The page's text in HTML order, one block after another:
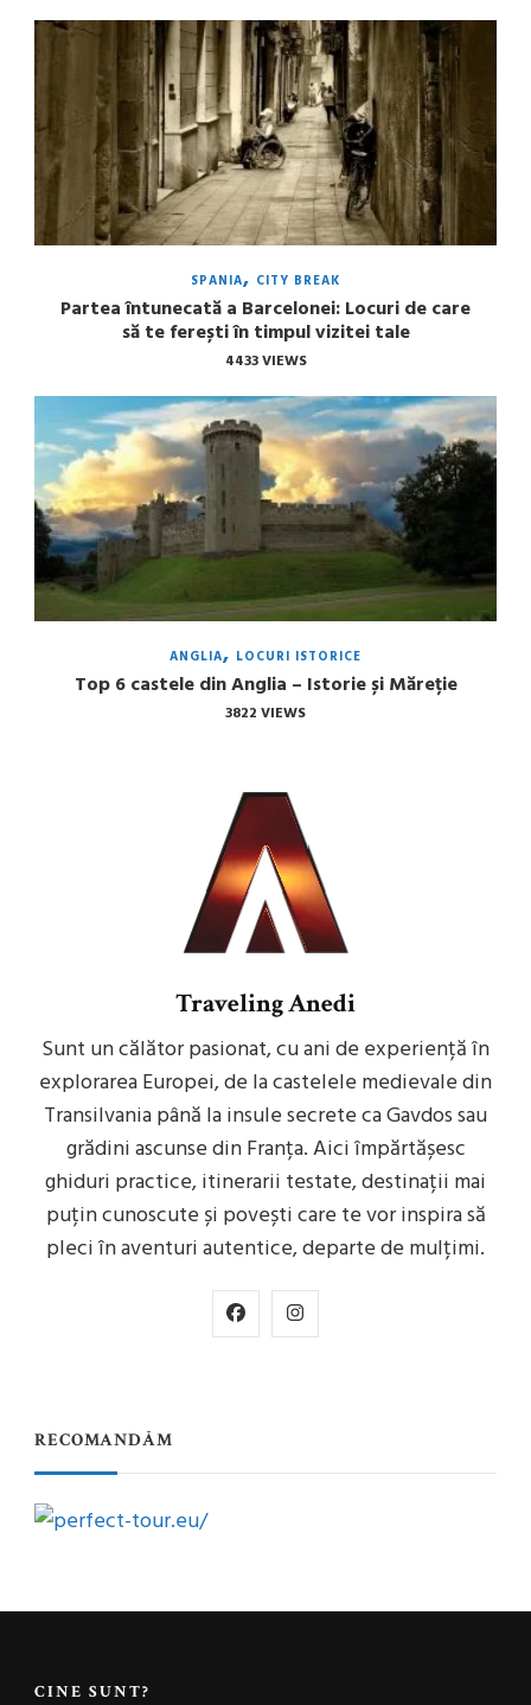
SPANIA CITY BREAK
Partea întunecată a Barcelonei: Locuri de care
să te ferești în timpul vizitei tale
4433 VIEWS
ANGLIA LOCURI ISTORICE
Top 6 castele din Anglia – Istorie și Măreție
3822 VIEWS
Traveling Anedi
Sunt un călător pasionat, cu ani de experiență în
explorarea Europei, de la castelele medievale din
Transilvania până la insule secrete ca Gavdos sau
grădini ascunse din Franța. Aici împărtășesc
ghiduri practice, itinerarii testate, destinații mai
puțin cunoscute și povești care te vor inspira să
pleci în aventuri autentice, departe de mulțimi.
RECOMANDĂM
CINE SUNT?